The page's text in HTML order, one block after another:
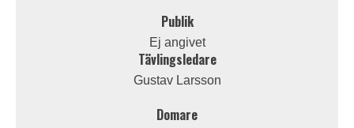
Publik
Ej angivet
Tävlingsledare
Gustav Larsson
Domare